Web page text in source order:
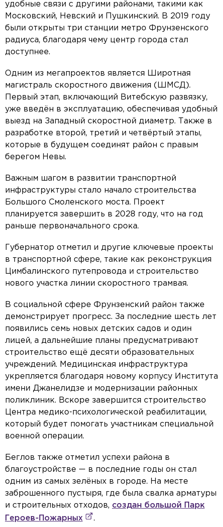
удобные связи с другими районами, такими как
Московский, Невский и Пушкинский. В 2019 году
были открыты три станции метро Фрунзенского
радиуса, благодаря чему центр города стал
доступнее.
Одним из мегапроектов является Широтная
магистраль скоростного движения (ШМСД).
Первый этап, включающий Витебскую развязку,
уже введён в эксплуатацию, обеспечивая удобный
выезд на Западный скоростной диаметр. Также в
разработке второй, третий и четвёртый этапы,
которые в будущем соединят район с правым
берегом Невы.
Важным шагом в развитии транспортной
инфраструктуры стало начало строительства
Большого Смоленского моста. Проект
планируется завершить в 2028 году, что на год
раньше первоначального срока.
Губернатор отметил и другие ключевые проекты
в транспортной сфере, такие как реконструкция
Цимбалинского путепровода и строительство
нового участка линии скоростного трамвая.
В социальной сфере Фрунзенский район также
демонстрирует прогресс. За последние шесть лет
появились семь новых детских садов и один
лицей, а дальнейшие планы предусматривают
строительство ещё десяти образовательных
учреждений. Медицинская инфраструктура
укрепляется благодаря новому корпусу Института
имени Джанелидзе и модернизации районных
поликлиник. Вскоре завершится строительство
Центра медико-психологической реабилитации,
который будет помогать участникам специальной
военной операции.
Беглов также отметил успехи района в
благоустройстве — в последние годы он стал
одним из самых зелёных в городе. На месте
заброшенного пустыря, где была свалка арматуры
и строительных отходов, создан большой Парк
Героев-Пожарных
.